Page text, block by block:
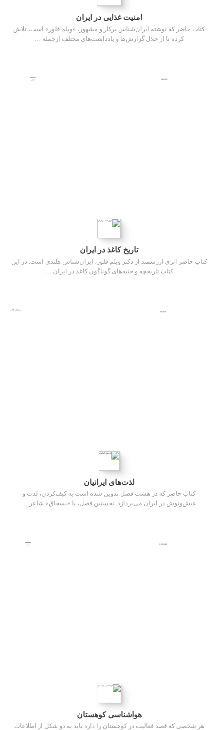
امنیت غذایی در ایران
کتاب حاضر که نوشتة ایران‌شناس پرکار و مشهور، «ویلم فلور» است، تلاش
کرده تا از خلال گزارش‌ها و یادداشت‌های مختلف ازجمله …
480,000
مشاهده
کتاب
تاریخ کاغذ در ایران
کتاب حاضر اثری ارزشمند از دکتر ویلم فلور، ایران‌شناس هلندی است. در این
کتاب تاریخچه و جنبه‌های گوناگون کاغذ در ایران …
390,000
مشاهده کتاب
لذت‌های ایرانیان
کتاب حاضر که در هشت فصل تدوین شده است به کیف‌کردن، لذت و
عیش‌‌ونوش در ایران می‌پردازد. نخستین فصل، با «بسحاق» شاعر …
1,100,000
مشاهده
کتاب
هواشناسی کوهستان
هر شخصی که قصد فعالیت در کوهستان را دارد باید به دو شکل از اطلاعات